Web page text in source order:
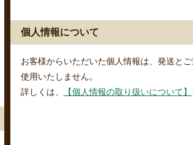
個人情報について
お客様からいただいた個人情報は、発送と
使用いたしません。
詳しくは、
【個人情報の取り扱いについて】